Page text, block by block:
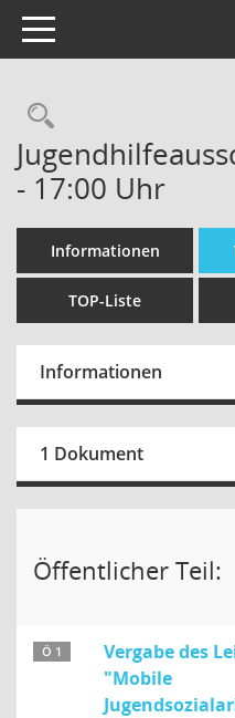
Toggle navigation
- 17:00 Uhr
Informationen
TOP-Liste
Informationen
1 Dokument
Öffentlicher Teil:
Ö 1
Vergabe des
"Mobile